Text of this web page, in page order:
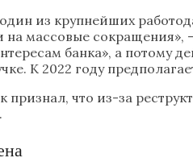
из крупнейших
на массовые
банка», а потому
К 2022 году
признал, что из-за